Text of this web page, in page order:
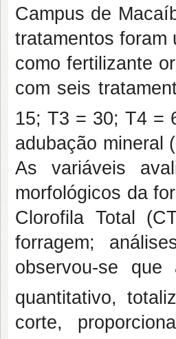
Campus de
tratamentos foram
como fertilizante
com seis
15; T3 = 30; T4 =
adubação mineral
As variáveis
morfológicos da
Clorofila Total
forragem;
observou-se
quantitativo,
corte,